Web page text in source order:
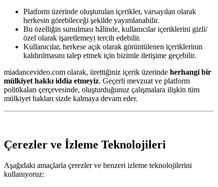
Platform üzerinde oluşturulan içerikler, varsayılan olarak
herkesin görebileceği şekilde yayımlanabilir.
Bu özelliğin sunulması hâlinde, kullanıcılar içeriklerini gizli/
özel olarak işaretlemeyi tercih edebilir.
Kullanıcılar, herkese açık olarak görüntülenen içeriklerinin
kaldırılmasını talep etmek için bizimle iletişime geçebilir.
miadancevideo.com olarak, ürettiğiniz içerik üzerinde herhangi bir
mülkiyet hakkı iddia etmeyiz. Geçerli mevzuat ve platform
politikaları çerçevesinde, oluşturduğunuz çalışmalara ilişkin tüm
mülkiyet hakları sizde kalmaya devam eder.
Çerezler ve İzleme Teknolojileri
Aşağıdaki amaçlarla çerezler ve benzeri izleme teknolojilerini
kullanıyoruz: